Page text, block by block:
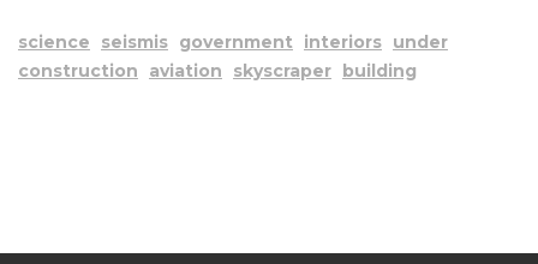
science seismis government interiors under
construction
aviation skyscraper building